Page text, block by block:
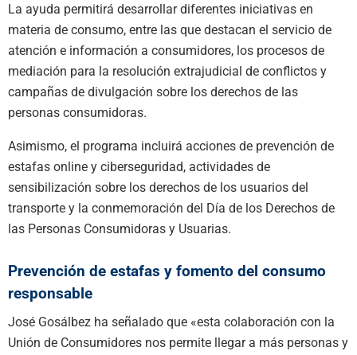
La ayuda permitirá desarrollar diferentes iniciativas en
materia de consumo, entre las que destacan el servicio de
atención e información a consumidores, los procesos de
mediación para la resolución extrajudicial de conflictos y
campañas de divulgación sobre los derechos de las
personas consumidoras.
Asimismo, el programa incluirá acciones de prevención de
estafas online y ciberseguridad, actividades de
sensibilización sobre los derechos de los usuarios del
transporte y la conmemoración del Día de los Derechos de
las Personas Consumidoras y Usuarias.
Prevención de estafas y fomento del consumo
responsable
José Gosálbez ha señalado que «esta colaboración con la
Unión de Consumidores nos permite llegar a más personas y